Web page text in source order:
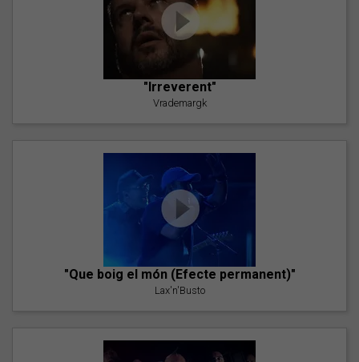
"Irreverent"
Vrademargk
"Que boig el món (Efecte permanent)"
Lax'n'Busto